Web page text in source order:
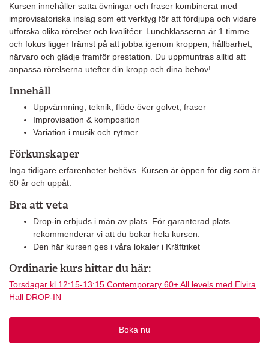
Kursen innehåller satta övningar och fraser kombinerat med
improvisatoriska inslag som ett verktyg för att fördjupa och vidare
utforska olika rörelser och kvalitéer. Lunchklasserna är 1 timme
och fokus ligger främst på att jobba igenom kroppen, hållbarhet,
närvaro och glädje framför prestation. Du uppmuntras alltid att
anpassa rörelserna utefter din kropp och dina behov!
Innehåll
Uppvärmning, teknik, flöde över golvet, fraser
Improvisation & komposition
Variation i musik och rytmer
Förkunskaper
Inga tidigare erfarenheter behövs. Kursen är öppen för dig som är
60 år och uppåt.
Bra att veta
Drop-in erbjuds i mån av plats. För garanterad plats
rekommenderar vi att du bokar hela kursen.
Den här kursen ges i våra lokaler i Kräftriket
Ordinarie kurs hittar du här:
Torsdagar kl 12:15-13:15 Contemporary 60+ All levels med Elvira
Hall DROP-IN
Boka nu